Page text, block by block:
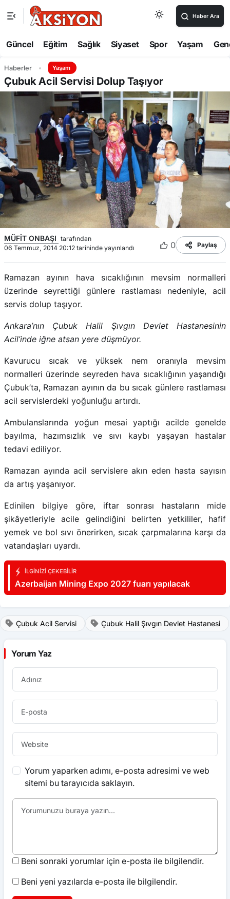
Haber Ara
Güncel Eğitim Sağlık Siyaset Spor Yaşam
Haberler Yaşam
Çubuk Acil Servisi Dolup Taşıyor
MÜFİT ONBAŞI tarafından
06 Temmuz, 2014 20:12 tarihinde yayınlandı
0 Paylaş
Ramazan ayının hava sıcaklığının mevsim normalleri
üzerinde seyrettiği günlere rastlaması nedeniyle, acil
servis dolup taşıyor.
Ankara’nın Çubuk Halil Şıvgın Devlet Hastanesinin
Acil’inde iğne atsan yere düşmüyor.
Kavurucu sıcak ve yüksek nem oranıyla mevsim
normalleri üzerinde seyreden hava sıcaklığının yaşandığı
Çubuk’ta, Ramazan ayının da bu sıcak günlere rastlaması
acil servislerdeki yoğunluğu artırdı.
Ambulanslarında yoğun mesai yaptığı acilde genelde
bayılma, hazımsızlık ve sıvı kaybı yaşayan hastalar
tedavi ediliyor.
Ramazan ayında acil servislere akın eden hasta sayısın
da artış yaşanıyor.
Edinilen bilgiye göre, iftar sonrası hastaların mide
şikâyetleriyle acile gelindiğini belirten yetkililer, hafif
yemek ve bol sıvı önerirken, sıcak çarpmalarına karşı da
vatandaşları uyardı.
İLGINIZI ÇEKEBILIR
Azerbaijan Mining Expo 2027 fuarı yapılacak
Çubuk Acil Servisi Çubuk Halil Şıvgın Devlet Hastanesi
Yorum Yaz
Yorum yaparken adımı, e-posta adresimi ve web
sitemi bu tarayıcıda saklayın.
Beni sonraki yorumlar için e-posta ile bilgilendir.
Beni yeni yazılarda e-posta ile bilgilendir.